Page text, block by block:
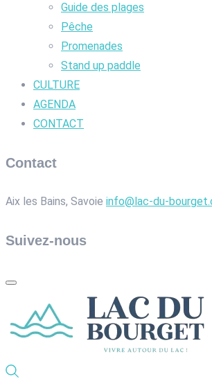
Guide des plages
Pêche
Promenades
Stand up paddle
CULTURE
AGENDA
CONTACT
Contact
Aix les Bains, Savoie info@lac-du-
Suivez-nous